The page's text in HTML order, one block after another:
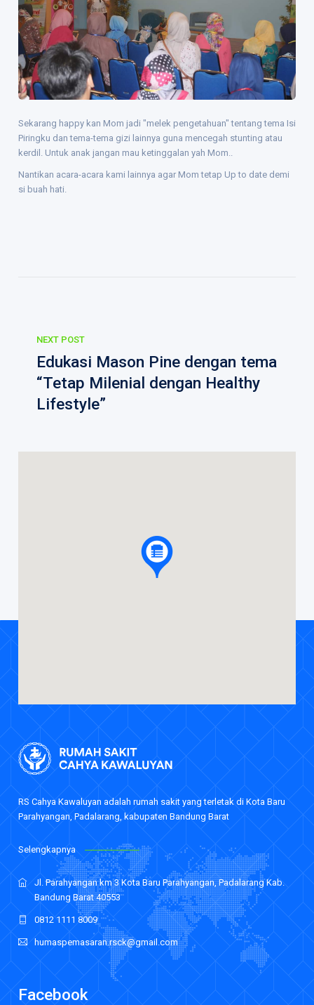
Sekarang happy kan Mom jadi "melek pengetahuan" tentang tema Isi
Piringku dan tema-tema gizi lainnya guna mencegah stunting atau
kerdil. Untuk anak jangan mau ketinggalan yah Mom..
Nantikan acara-acara kami lainnya agar Mom tetap Up to date demi
si buah hati.
NEXT POST
Edukasi Mason Pine dengan tema
“Tetap Milenial dengan Healthy
Lifestyle”
RS Cahya Kawaluyan adalah rumah sakit yang terletak di Kota Baru
Parahyangan, Padalarang, kabupaten Bandung Barat
Selengkapnya
Jl. Parahyangan km 3 Kota Baru Parahyangan, Padalarang Kab.
Bandung Barat 40553
0812 1111 8009
humaspemasaran.rsck@gmail.com
Facebook